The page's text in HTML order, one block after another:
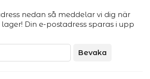
nedan så meddelar vi dig när
Din e-postadress sparas i upp
Bevaka